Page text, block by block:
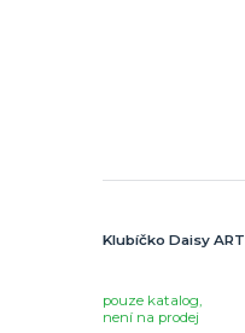
Klubíčko Daisy ART
pouze katalog,
není na prodej